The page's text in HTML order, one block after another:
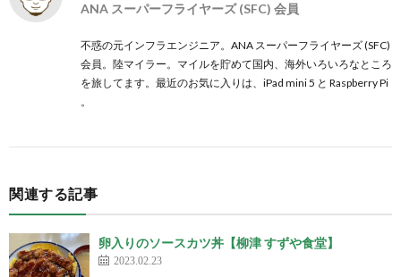
ANA スーパーフライヤーズ (SFC) 会員
不惑の元インフラエンジニア。ANA スーパーフライヤーズ (SFC)
会員。陸マイラー。マイルを貯めて国内、海外いろいろなところ
を旅してます。最近のお気に入りは、iPad mini 5 と Raspberry Pi
。
関連する記事
卵入りのソースカツ丼【柳津 すずや食堂】
2023.02.23